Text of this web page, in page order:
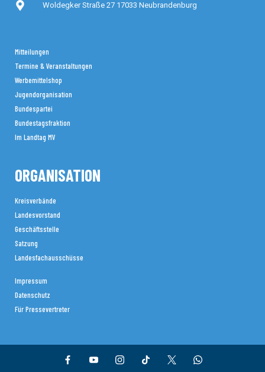
Woldegker Straße 27 17033 Neubrandenburg
Mitteilungen
Termine & Veranstaltungen
Werbemittelshop
Jugendorganisation
Bundespartei
Bundestagsfraktion
Im Landtag MV
ORGANISATION
Kreisverbände
Landesvorstand
Geschäftsstelle
Satzung
Landesfachausschüsse
Impressum
Datenschutz
Für Pressevertreter